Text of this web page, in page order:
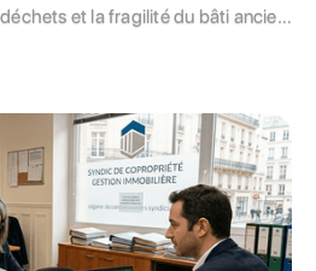
et la fragilité du bâti ancien.